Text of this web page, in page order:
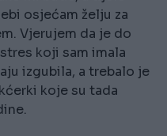
osjećam želju za
Vjerujem da je do
koji sam imala
izgubila, a trebalo je
koje su tada